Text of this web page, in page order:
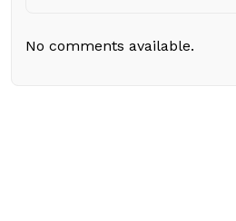
No comments available.